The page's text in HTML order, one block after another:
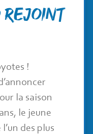
rejoint
!
la saison
le jeune
des plus